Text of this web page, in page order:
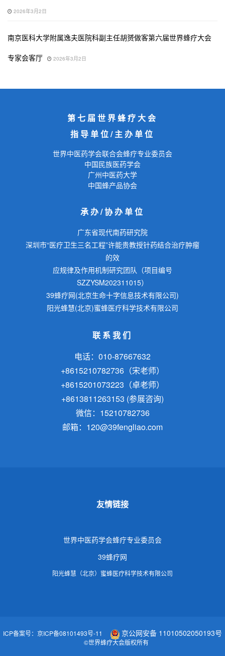
2026年3月2日
南京医科大学附属逸夫医院科副主任胡赟做客第六届世界蜂疗大会
专家会客厅
2026年3月2日
第七届世界蜂疗大会
指导单位/主办单位
世界中医药学会联合会蜂疗专业委员会
中国民族医药学会
广州中医药大学
中国蜂产品协会
承办/协办单位
广东省现代南药研究院
深圳市“医疗卫生三名工程”许能贵教授针药结合治疗肿瘤
的效
应规律及作用机制研究团队（项目编号
SZZYSM202311015）
39蜂疗网(北京生命十字信息技术有限公司)
阳光蜂慧(北京)蜜蜂医疗科学技术有限公司
联系我们
电话：010-87667632
+8615210782736（宋老师）
+8615201073223（卓老师）
+8613811263153 (参展咨询)
微信：15210782736
邮箱：120@39fengliao.com
友情链接
世界中医药学会蜂疗专业委员会
39蜂疗网
阳光蜂慧（北京）蜜蜂医疗科学技术有限公司
ICP备案号：京ICP备08101493号-11 京公网安备 11010502050193号
©世界蜂疗大会版权所有